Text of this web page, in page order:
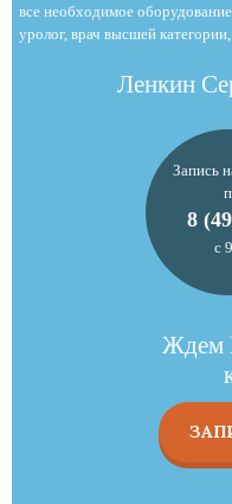
все необходимое
уролог, врач высшей
Ленкин
Запись
8
с
Ждем